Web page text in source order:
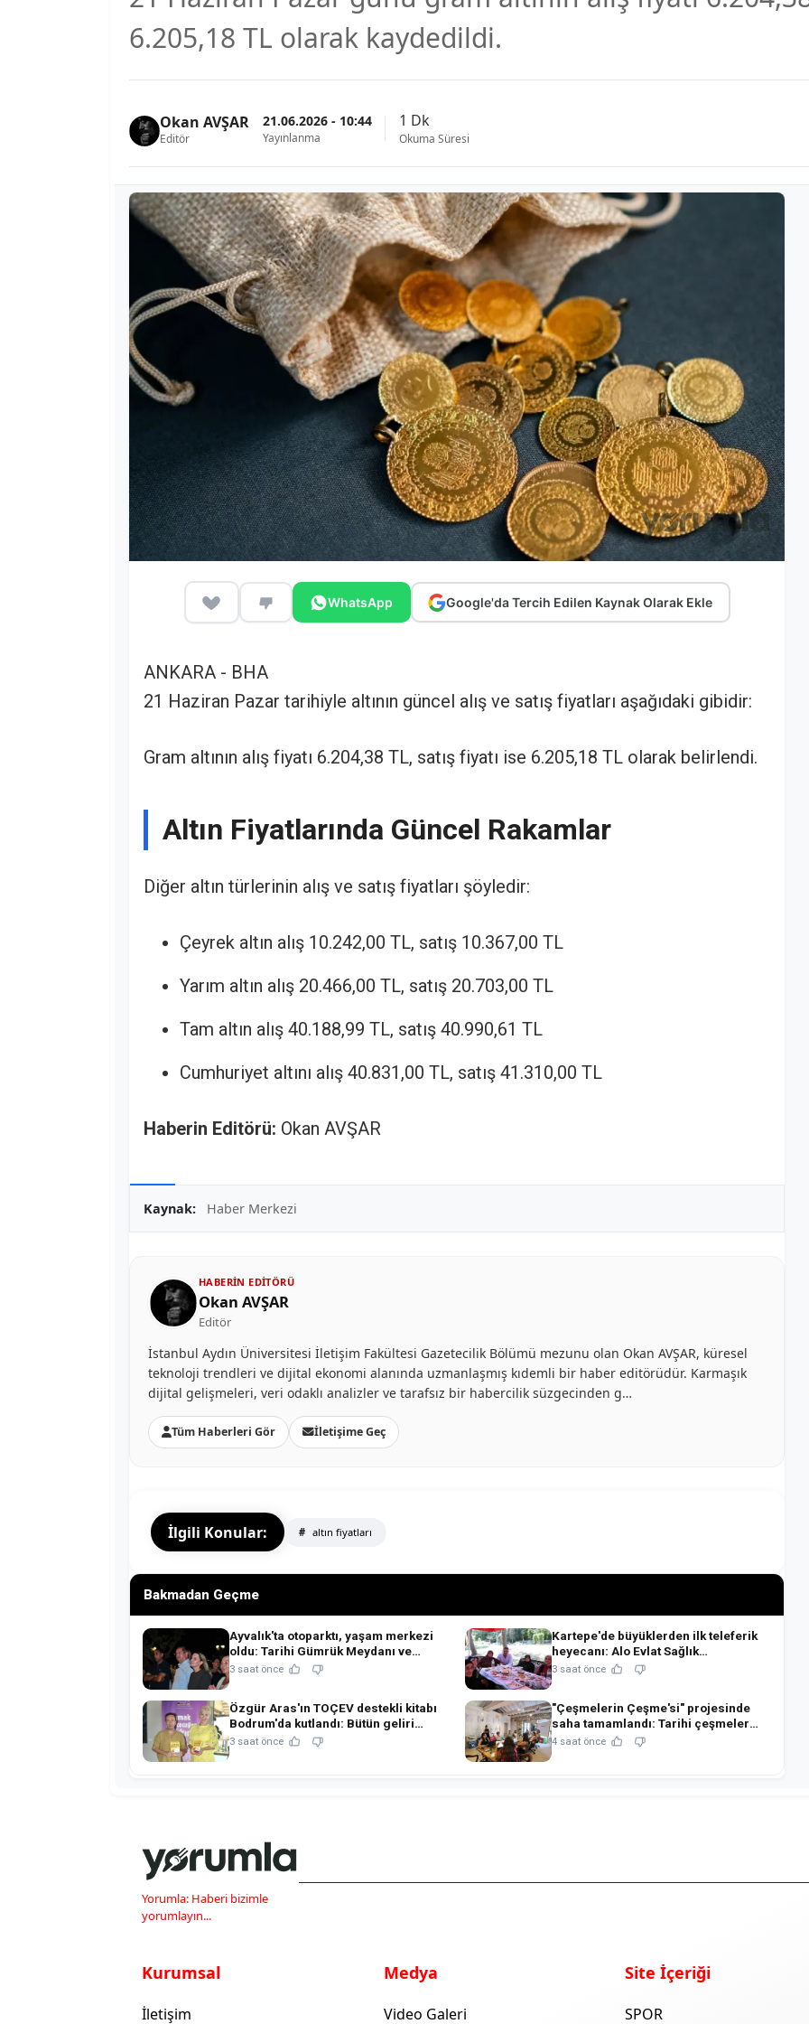
6.205,18 TL olarak kaydedildi.
Okan AVŞAR
Editör
21.06.2026 - 10:44
Yayınlanma
1 Dk
Okuma Süresi
WhatsApp Google'da Tercih Edilen Kaynak Olarak Ekle
ANKARA - BHA
21 Haziran Pazar tarihiyle altının güncel alış ve satış fiyatları aşağıdaki gibidir:
Gram altının alış fiyatı 6.204,38 TL, satış fiyatı ise 6.205,18 TL olarak belirlendi.
Altın Fiyatlarında Güncel Rakamlar
Diğer altın türlerinin alış ve satış fiyatları şöyledir:
Çeyrek altın alış 10.242,00 TL, satış 10.367,00 TL
Yarım altın alış 20.466,00 TL, satış 20.703,00 TL
Tam altın alış 40.188,99 TL, satış 40.990,61 TL
Cumhuriyet altını alış 40.831,00 TL, satış 41.310,00 TL
Haberin Editörü: Okan AVŞAR
Kaynak: Haber Merkezi
HABERIN EDITÖRÜ
Okan AVŞAR
Editör
İstanbul Aydın Üniversitesi İletişim Fakültesi Gazetecilik Bölümü mezunu olan Okan AVŞAR, küresel
teknoloji trendleri ve dijital ekonomi alanında uzmanlaşmış kıdemli bir haber editörüdür. Karmaşık
dijital gelişmeleri, veri odaklı analizler ve tarafsız bir habercilik süzgecinden g…
Tüm Haberleri Gör İletişime Geç
İlgili Konular: altın fiyatları
Bakmadan Geçme
Ayvalık'ta otoparktı, yaşam merkezi
oldu: Tarihi Gümrük Meydanı ve
Gümrük Kafe açıldı!
3 saat önce
Kartepe'de büyüklerden ilk teleferik
heyecanı: Alo Evlat Sağlık
Kulübü'nden anlamlı buluşma!
3 saat önce
Özgür Aras'ın TOÇEV destekli kitabı
Bodrum'da kutlandı: Bütün geliri
çocukların eğitimine!
3 saat önce
"Çeşmelerin Çeşme'si" projesinde
saha tamamlandı: Tarihi çeşmeler
bilimsel restorasyonla ihya edilecek!
4 saat önce
Yorumla: Haberi bizimle
yorumlayın...
Kurumsal
İletişim
Medya
Video Galeri
Site İçeriği
SPOR